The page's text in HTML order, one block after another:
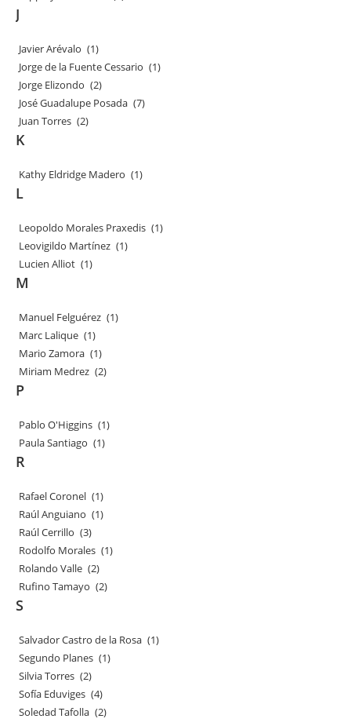
J
Javier Arévalo (1)
Jorge de la Fuente Cessario (1)
Jorge Elizondo (2)
José Guadalupe Posada (7)
Juan Torres (2)
K
Kathy Eldridge Madero (1)
L
Leopoldo Morales Praxedis (1)
Leovigildo Martínez (1)
Lucien Alliot (1)
M
Manuel Felguérez (1)
Marc Lalique (1)
Mario Zamora (1)
Miriam Medrez (2)
P
Pablo O'Higgins (1)
Paula Santiago (1)
R
Rafael Coronel (1)
Raúl Anguiano (1)
Raúl Cerrillo (3)
Rodolfo Morales (1)
Rolando Valle (2)
Rufino Tamayo (2)
S
Salvador Castro de la Rosa (1)
Segundo Planes (1)
Silvia Torres (2)
Sofía Eduviges (4)
Soledad Tafolla (2)